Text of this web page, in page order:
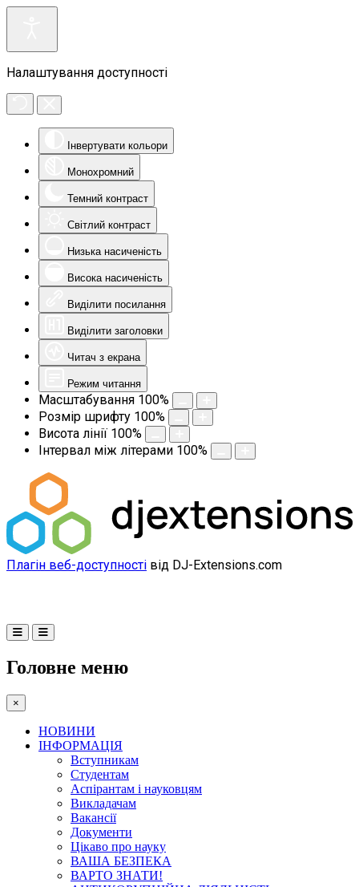
Налаштування доступності
Інвертувати кольори
Монохромний
Темний контраст
Світлий контраст
Низька насиченість
Висока насиченість
Виділити посилання
Виділити заголовки
Читач з екрана
Режим читання
Масштабування 100%
Розмір шрифту 100%
Висота лінії 100%
Інтервал між літерами 100%
Плагін веб-доступності від DJ-Extensions.com
Головне меню
×
НОВИНИ
ІНФОРМАЦІЯ
Вступникам
Студентам
Аспірантам і науковцям
Викладачам
Вакансії
Документи
Цікаво про науку
ВАША БЕЗПЕКА
ВАРТО ЗНАТИ!